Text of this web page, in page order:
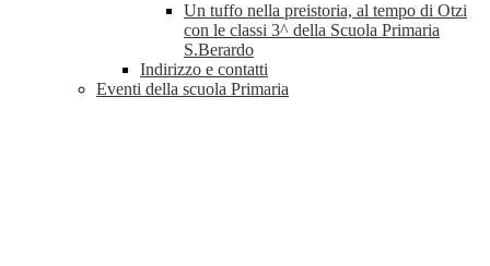
Un tuffo nella preistoria, al tempo di Otzi
con le classi 3^ della Scuola Primaria
S.Berardo
Indirizzo e contatti
Eventi della scuola Primaria